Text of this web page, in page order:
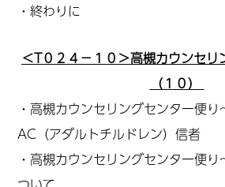
・終わりに
＜T０２４－１０＞高槻カウンセ
（１０）
・高槻カウンセリングセンター便り
AC（アダルトチルドレン）信者
・高槻カウンセリングセンター便